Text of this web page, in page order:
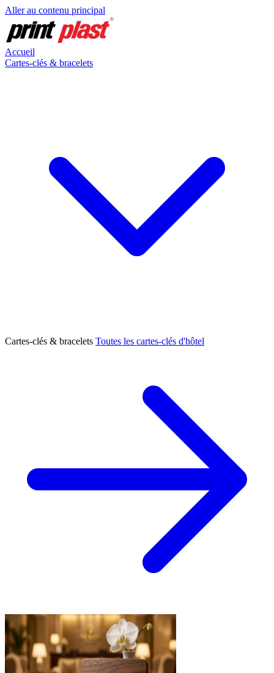
Aller au contenu principal
Accueil
Cartes-clés & bracelets
Cartes-clés & bracelets Toutes les cartes-clés d'hôtel